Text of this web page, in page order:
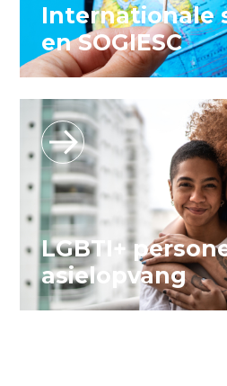
Internationale
en SOGIESC
LGBTI+
asielopvang